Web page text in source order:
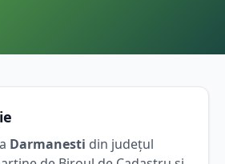
Darmanesti din județul